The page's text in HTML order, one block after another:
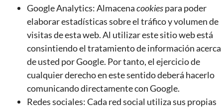
Google Analytics: Almacenacookiespara poder
elaborar estadísticas sobre el tráfico y volumen de
visitas de esta web. Al utilizar este sitio web está
consintiendo el tratamiento de información acerca
de usted por Google. Por tanto, el ejercicio de
cualquier derecho en este sentido deberá hacerlo
comunicando directamente con Google.
Redes sociales: Cada red social utiliza sus propias